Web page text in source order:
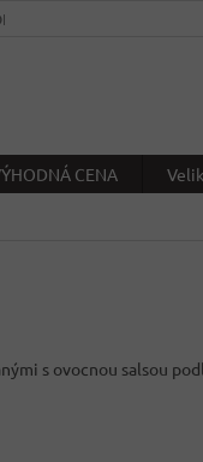
PODMÍNKY
CENA
s ovocnou salsou